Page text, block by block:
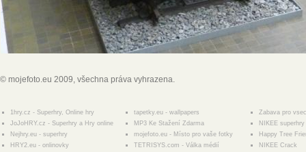
© mojefoto.eu 2009, všechna práva vyhrazena.
1hry.cz - Superhry, Online hry
JoJoHRY.cz - Superhry a Hry online
Nejhry.eu - superhry
HRY2.eu - onlinovky
tapetky.eu - wallpapers
MP3 Ke Stažení Zdarma
mojefoto.eu - Místo pro vaše fotky
TETRISYS.com - Válka médií
Zabava pro
NIKEE superhry
Happy Tree
NIKEE Crack